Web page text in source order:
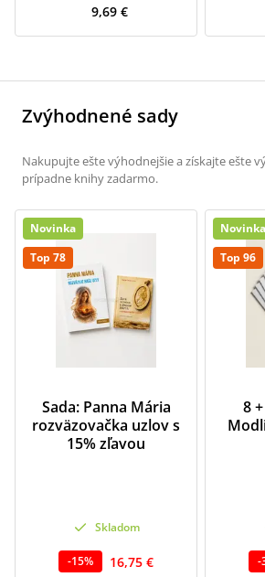
9,69 €
Zvýhodnené sady
Nakupujte ešte výhodnejšie a získajte ešte
prípadne knihy zadarmo.
Novinka
Top 78
Sada: Panna Mária
rozväzovačka uzlov s
15% zľavou
Skladom
-15% 16,75 €
Novinka
Top 96
8
-